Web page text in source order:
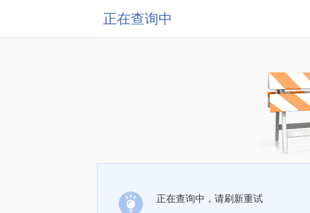
正在查询中
正在查询中，请刷新重试